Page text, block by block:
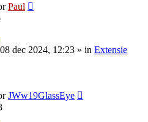
Paul
dec 2024, 12:23 » in Extensie
JWw19GlassEye